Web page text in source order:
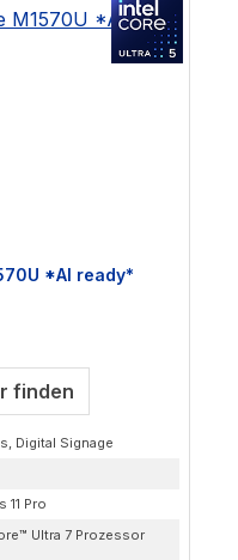
*AI ready*
finden
Digital Signage
11 Pro
Ultra 7 Prozessor